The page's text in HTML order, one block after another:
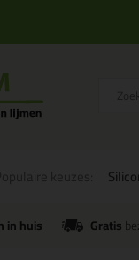
in huis Gratis